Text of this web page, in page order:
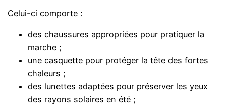
Celui-ci comporte :
des chaussures appropriées pour pratiquer la
marche ;
une casquette pour protéger la tête des fortes
chaleurs ;
des lunettes adaptées pour préserver les yeux
des rayons solaires en été ;